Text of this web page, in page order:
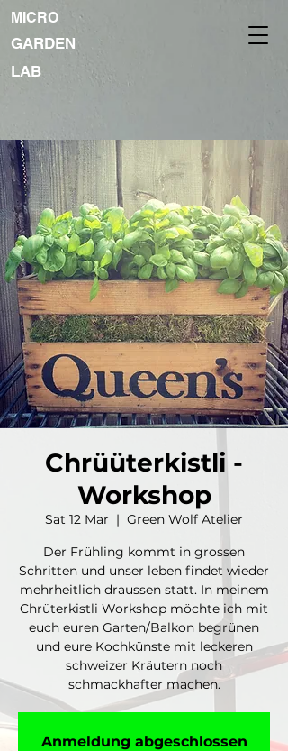
MICRO
GARDEN
LAB
Chrüüterkistli -
Workshop
Sat 12 Mar
  |
Green Wolf Atelier
Der Frühling kommt in grossen
Schritten und unser leben findet wieder
mehrheitlich draussen statt. In meinem
Chrüterkistli Workshop möchte ich mit
euch euren Garten/Balkon begrünen
und eure Kochkünste mit leckeren
schweizer Kräutern noch
schmackhafter machen.
Anmeldung abgeschlossen